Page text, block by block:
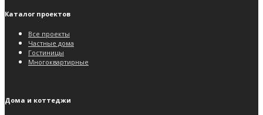
Каталог проектов
Все проекты
Частные дома
Гостиницы
Многоквартирные
Дома и коттеджи